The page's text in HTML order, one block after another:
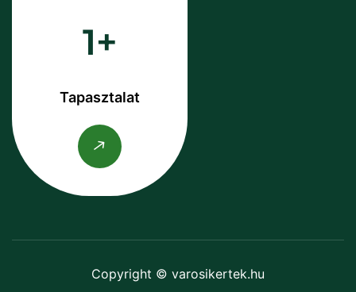
1
Tapasztalat
Copyright © varosikertek.hu